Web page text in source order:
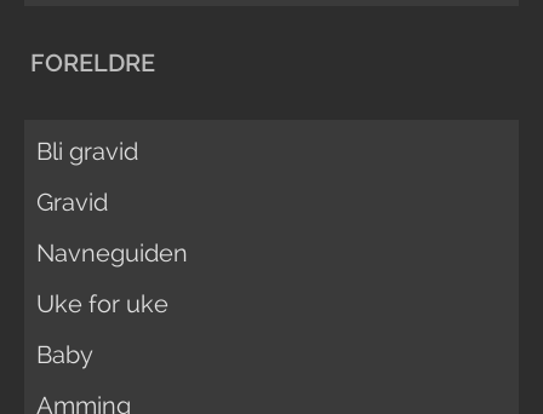
FORELDRE
Bli gravid
Gravid
Navneguiden
Uke for uke
Baby
Amming